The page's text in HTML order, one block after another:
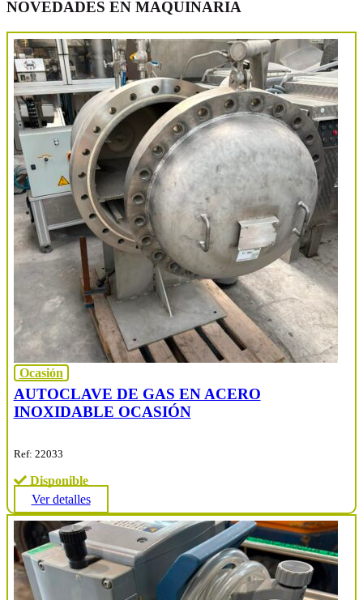
NOVEDADES EN MAQUINARIA
Ocasión
AUTOCLAVE DE GAS EN ACERO
INOXIDABLE OCASIÓN
Ref: 22033
Disponible
Ver detalles